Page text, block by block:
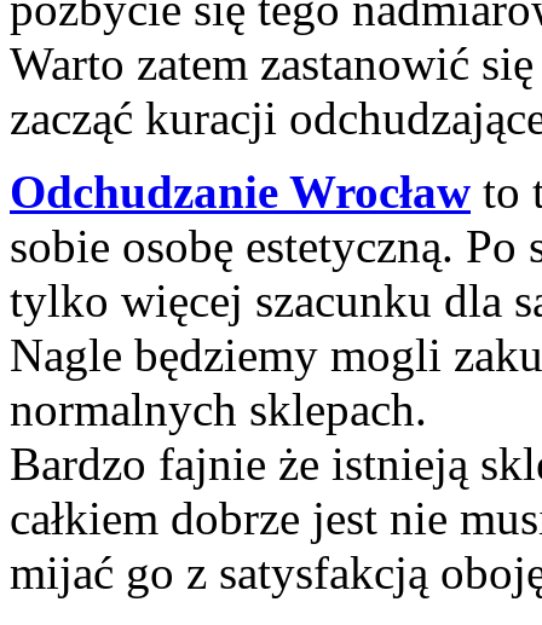
Warto zatem zastanowić
zacząć kuracji
Odchudzanie Wrocław to
sobie osobę estetyczną.
tylko więcej szacunku dla
Nagle będziemy mogli
normalnych sklepach.
Bardzo fajnie że istnieją
całkiem dobrze jest nie
mijać go z satysfakcją